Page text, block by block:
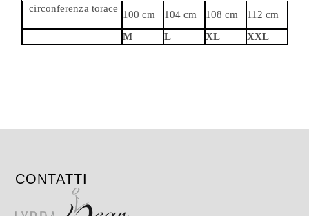
circonferenza torace
100 cm 104 cm 108 cm
112 cm
M
L XL XXL
CONTATTI